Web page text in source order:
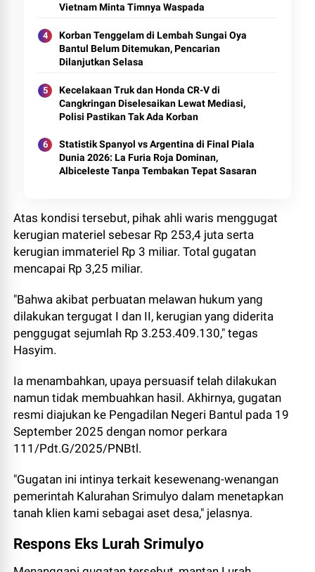
Vietnam Minta Timnya Waspada
Korban Tenggelam di Lembah Sungai Oya
Bantul Belum Ditemukan, Pencarian
Dilanjutkan Selasa
Kecelakaan Truk dan Honda CR-V di
Cangkringan Diselesaikan Lewat Mediasi,
Polisi Pastikan Tak Ada Korban
Statistik Spanyol vs Argentina di Final Piala
Dunia 2026: La Furia Roja Dominan,
Albiceleste Tanpa Tembakan Tepat Sasaran
Atas kondisi tersebut, pihak ahli waris menggugat
kerugian materiel sebesar Rp 253,4 juta serta
kerugian immateriel Rp 3 miliar. Total gugatan
mencapai Rp 3,25 miliar.
"Bahwa akibat perbuatan melawan hukum yang
dilakukan tergugat I dan II, kerugian yang diderita
penggugat sejumlah Rp 3.253.409.130," tegas
Hasyim.
Ia menambahkan, upaya persuasif telah dilakukan
namun tidak membuahkan hasil. Akhirnya, gugatan
resmi diajukan ke Pengadilan Negeri Bantul pada 19
September 2025 dengan nomor perkara
111/Pdt.G/2025/PNBtl.
"Gugatan ini intinya terkait kesewenang-wenangan
pemerintah Kalurahan Srimulyo dalam menetapkan
tanah klien kami sebagai aset desa," jelasnya.
Respons Eks Lurah Srimulyo